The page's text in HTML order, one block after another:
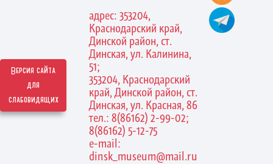
Версия сайта
для
слабовидящих
адрес: 353204,
Краснодарский край,
Динской район, ст.
Динская, ул. Калинина,
51;
353204, Краснодарский
край, Динской район, ст.
Динская, ул. Красная, 86
тел.: 8(86162) 2-99-02;
8(86162) 5-12-75
e-mail:
dinsk_museum@mail.ru